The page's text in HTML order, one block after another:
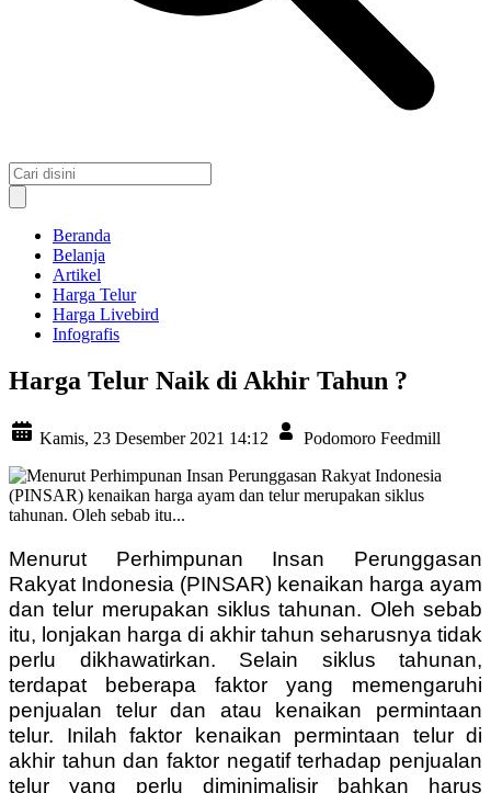
Beranda
Belanja
Artikel
Harga Telur
Harga Livebird
Infografis
Harga Telur Naik di Akhir Tahun ?
Kamis, 23 Desember 2021 14:12 Podomoro Feedmill
Menurut Perhimpunan Insan Perunggasan
Rakyat Indonesia (PINSAR) kenaikan harga ayam
dan telur merupakan siklus tahunan. Oleh sebab
itu, lonjakan harga di akhir tahun seharusnya tidak
perlu dikhawatirkan. Selain siklus tahunan,
terdapat beberapa faktor yang memengaruhi
penjualan telur dan atau kenaikan permintaan
telur. Inilah faktor kenaikan permintaan telur di
akhir tahun dan faktor negatif terhadap penjualan
telur yang perlu diminimalisir bahkan harus